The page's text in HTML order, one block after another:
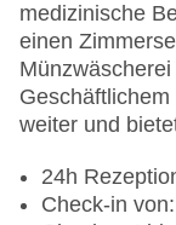
medizinische
einen
weiter und
24h
Check-in